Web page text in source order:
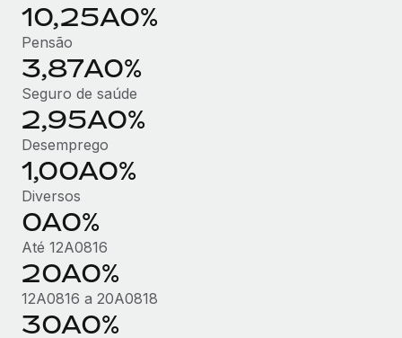
10,25A0%
Pensão
3,87A0%
Seguro de saúde
2,95A0%
Desemprego
1,00A0%
Diversos
0A0%
Até 12A0816
20A0%
12A0816 a 20A0818
30A0%